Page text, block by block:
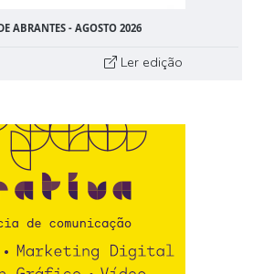
ABRANTES - AGOSTO 2026
Ler edição